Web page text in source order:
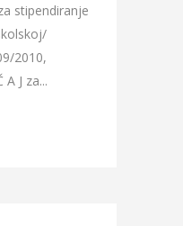
stipendiranje
2010,
J za...